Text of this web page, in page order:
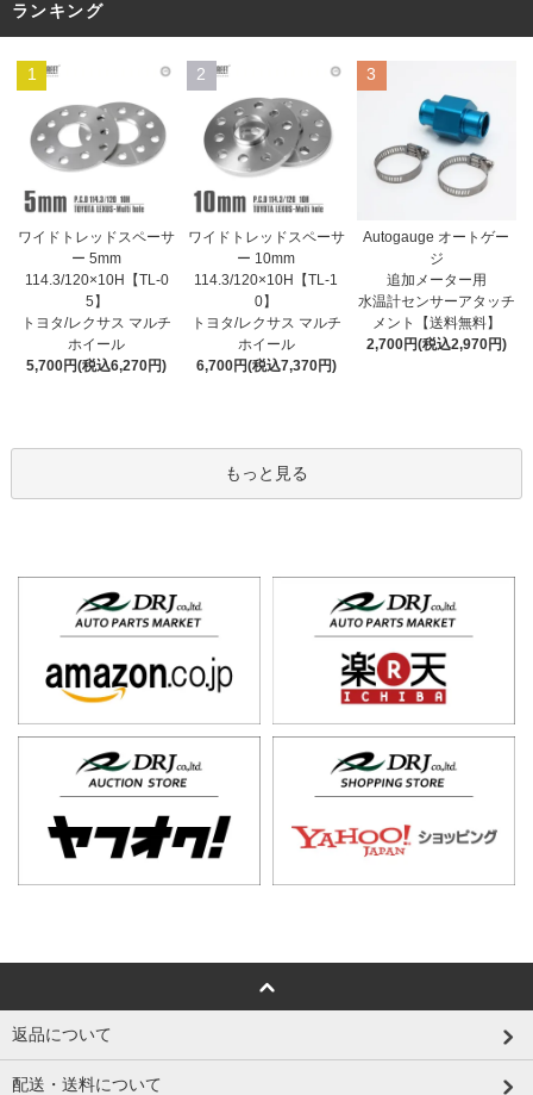
ランキング
1
ワイドトレッドスペーサ
ー 5mm
114.3/120×10H【TL-0
5】
トヨタ/レクサス マルチ
ホイール
5,700円(税込6,270円)
2
ワイドトレッドスペーサ
ー 10mm
114.3/120×10H【TL-1
0】
トヨタ/レクサス マルチ
ホイール
6,700円(税込7,370円)
3
Autogauge オートゲー
ジ
追加メーター用
水温計センサーアタッチ
メント【送料無料】
2,700円(税込2,970円)
もっと見る
返品について
配送・送料について